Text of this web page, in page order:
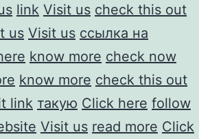
link Visit us check this out
us Visit us ссылка на
know more check now
know more check this out
link такую Click here follow
Visit us read more Click